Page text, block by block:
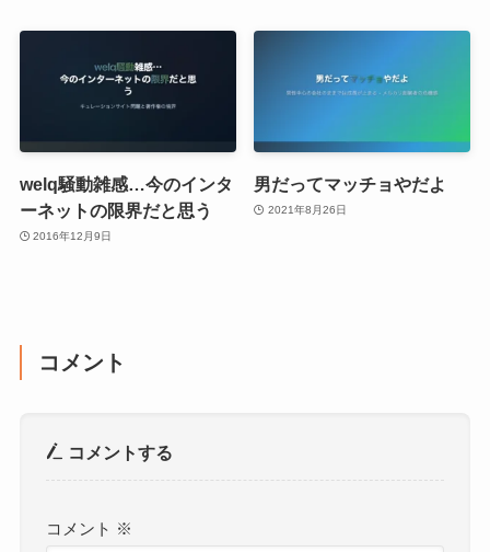
welq騒動雑感…今のインタ
ーネットの限界だと思う
2016年12月9日
男だってマッチョやだよ
2021年8月26日
コメント
コメントする
コメント ※